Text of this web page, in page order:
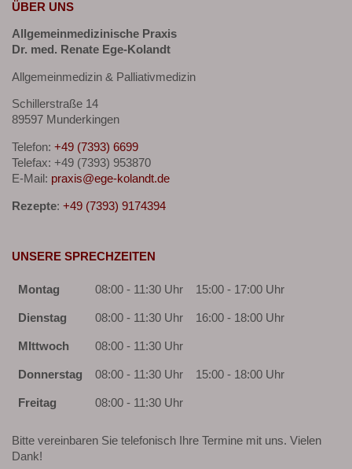
ÜBER UNS
Allgemeinmedizinische Praxis
Dr. med. Renate Ege-Kolandt
Allgemeinmedizin & Palliativmedizin
Schillerstraße 14
89597 Munderkingen
Telefon: +49 (7393) 6699
Telefax: +49 (7393) 953870
E-Mail: praxis@ege-kolandt.de
Rezepte: +49 (7393) 9174394
UNSERE SPRECHZEITEN
Montag 08:00 - 11:30 Uhr 15:00 - 17:00 Uhr
Dienstag 08:00 - 11:30 Uhr 16:00 - 18:00 Uhr
MIttwoch 08:00 - 11:30 Uhr
Donnerstag 08:00 - 11:30 Uhr 15:00 - 18:00 Uhr
Freitag 08:00 - 11:30 Uhr
Bitte vereinbaren Sie telefonisch Ihre Termine mit uns. Vielen
Dank!